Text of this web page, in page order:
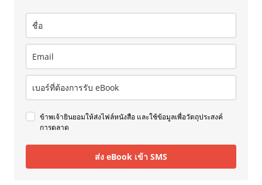
ข้าพเจ้ายินยอมให้ส่งไฟล์หนังสือ และใช้ข้อมูลเพื่อวัตถุประสงค์
การตลาด
ส่ง eBook เข้า SMS